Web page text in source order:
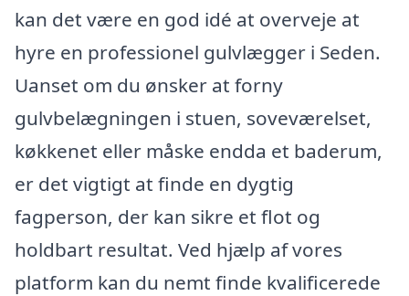
kan det være en god idé at overveje at
hyre en professionel gulvlægger i Seden.
Uanset om du ønsker at forny
gulvbelægningen i stuen, soveværelset,
køkkenet eller måske endda et baderum,
er det vigtigt at finde en dygtig
fagperson, der kan sikre et flot og
holdbart resultat. Ved hjælp af vores
platform kan du nemt finde kvalificerede